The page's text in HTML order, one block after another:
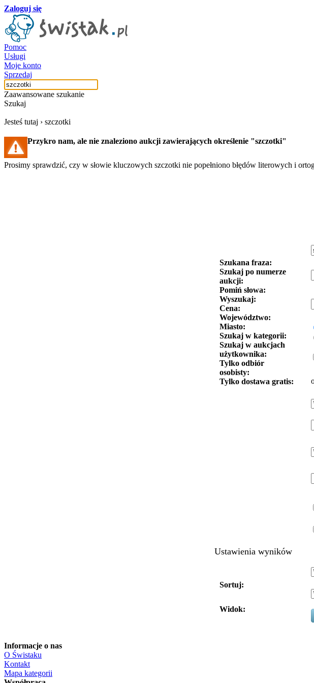
Zaloguj się
Pomoc
Usługi
Moje konto
Sprzedaj
Zaawansowane szukanie
Szukaj
Jesteś tutaj › szczotki
Przykro nam, ale nie znaleziono aukcji zawierających określenie "szczotki"
Prosimy sprawdzić, czy w słowie kluczowych szczotki nie popełniono błędów literowych i
Szukana fraza:
Szukaj po numerze
aukcji:
Pomiń słowa:
Wyszukaj:
Cena:
Województwo:
Miasto:
Szukaj w kategorii:
Szukaj w aukcjach
użytkownika:
Tylko odbiór
osobisty:
Tylko dostawa gratis:
Ustawienia wyników
Sortuj:
Widok:
Informacje o nas
O Świstaku
Kontakt
Mapa kategorii